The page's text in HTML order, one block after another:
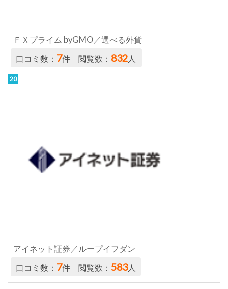
ＦＸプライム byGMO／選べる外貨
口コミ数： 7件 閲覧数： 832人
アイネット証券／ループイフダン
口コミ数： 7件 閲覧数：583人